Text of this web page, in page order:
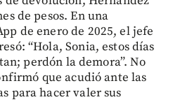
de pesos. En una
de enero de 2025, el jefe
“Hola, Sonia, estos días
perdón la demora”. No
que acudió ante las
para hacer valer sus